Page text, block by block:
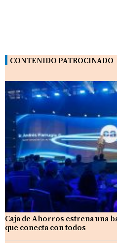
CONTENIDO PATROCINADO
Caja de Ahorros estrena una
que conecta con todos